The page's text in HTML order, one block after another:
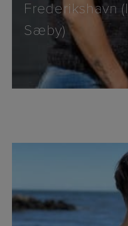
Frederikshavn
Sæby)